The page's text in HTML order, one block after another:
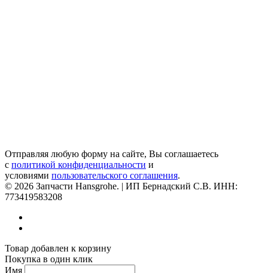
Отправляя любую форму на сайте, Вы соглашаетесь
с политикой конфиденциальности и
условиями пользовательского соглашения.
© 2026 Запчасти Hansgrohe. | ИП Бернадский С.В. ИНН:
773419583208
Товар добавлен к корзину
Покупка в один клик
Имя